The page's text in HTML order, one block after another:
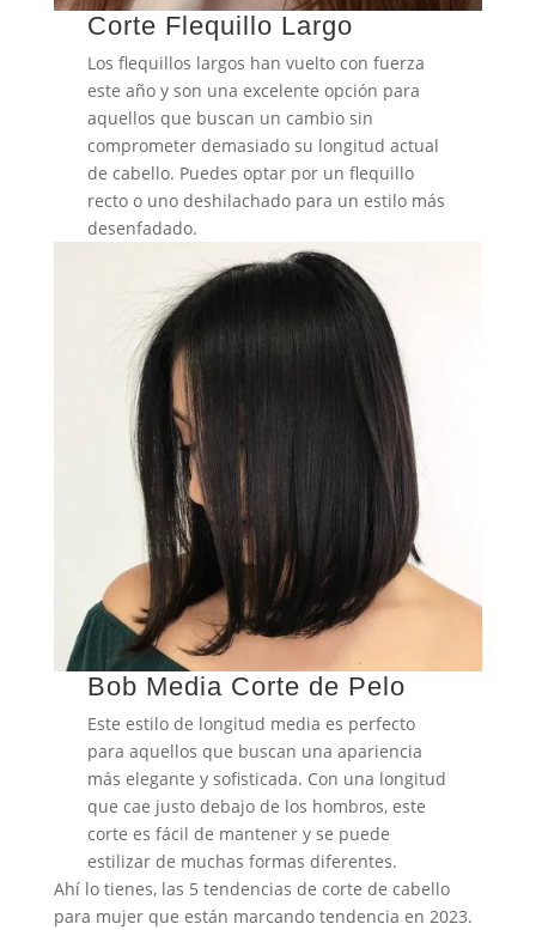
Corte Flequillo Largo
Los flequillos largos han vuelto con fuerza
este año y son una excelente opción para
aquellos que buscan un cambio sin
comprometer demasiado su longitud actual
de cabello. Puedes optar por un flequillo
recto o uno deshilachado para un estilo más
desenfadado.
Bob Media Corte de Pelo
Este estilo de longitud media es perfecto
para aquellos que buscan una apariencia
más elegante y sofisticada. Con una longitud
que cae justo debajo de los hombros, este
corte es fácil de mantener y se puede
estilizar de muchas formas diferentes.
Ahí lo tienes, las 5 tendencias de corte de cabello
para mujer que están marcando tendencia en 2023.